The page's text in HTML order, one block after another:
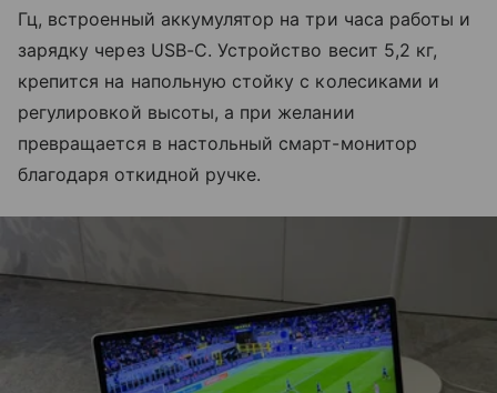
Гц, встроенный аккумулятор на три часа работы и
зарядку через USB-C. Устройство весит 5,2 кг,
крепится на напольную стойку с колесиками и
регулировкой высоты, а при желании
превращается в настольный смарт-монитор
благодаря откидной ручке.